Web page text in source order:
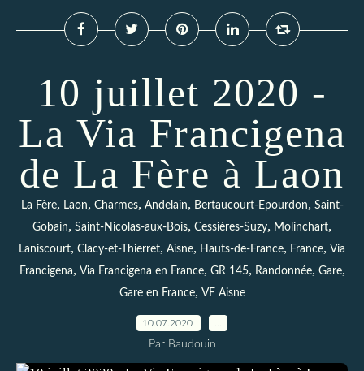
10 juillet 2020 -
La Via Francigena
de La Fère à Laon
La Fère, Laon, Charmes, Andelain, Bertaucourt-Epourdon, Saint-
Gobain, Saint-Nicolas-aux-Bois, Cessières-Suzy, Molinchart,
Laniscourt, Clacy-et-Thierret, Aisne, Hauts-de-France, France, Via
Francigena, Via Francigena en France, GR 145, Randonnée, Gare,
Gare en France, VF Aisne
10.07.2020
Par Baudouin